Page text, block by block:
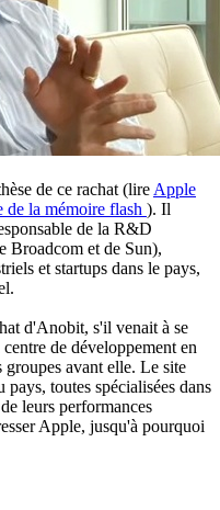
de ce rachat (lire Apple
de la mémoire flash ). Il
de la R&D
Broadcom et de Sun),
et startups dans le pays,
d'Anobit, s'il venait à se
de développement en
avant elle. Le site
pays, toutes spécialisées dans
leurs performances
Apple, jusqu'à pourquoi